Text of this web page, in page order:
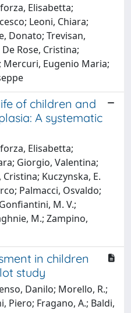
Elisabetta;
Leoni, Chiara;
Donato; Trevisan,
Rose, Cristina;
Mercuri, Eugenio Maria;
of children and
A systematic
Elisabetta;
Giorgio, Valentina;
Kuczynska, E.
Palmacci, Osvaldo;
M. V.;
M.; Zampino,
in children
study
Danilo; Morello, R.;
Piero; Fragano, A.; Baldi,